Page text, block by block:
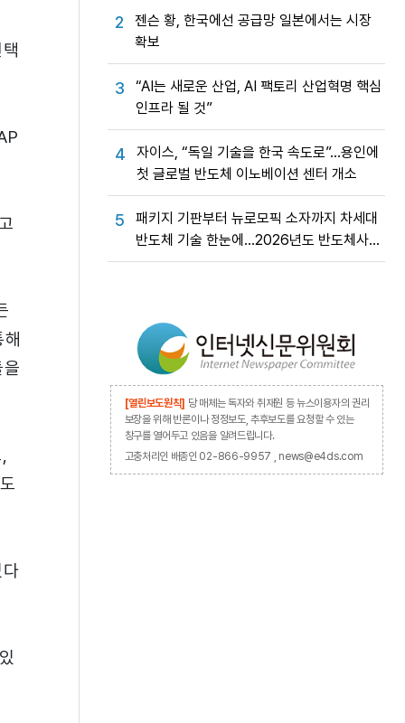
2
젠슨 황, 한국에선 공급망 일본에서는 시장
확보
3
“AI는 새로운 산업, AI 팩토리 산업혁명 핵심
인프라 될 것”
4
자이스, “독일 기술을 한국 속도로”…용인에
첫 글로벌 반도체 이노베이션 센터 개소
5
패키지 기판부터 뉴로모픽 소자까지 차세대
반도체 기술 한눈에…2026년도 반도체사업
성과교류회
[열린보도원칙] 당 매체는 독자와 취재원 등 뉴스이용자의 권리
보장을 위해 반론이나 정정보도, 추후보도를 요청할 수 있는
창구를 열어두고 있음을 알려드립니다.
고충처리인 배종인 02-866-9957 , news@e4ds.com